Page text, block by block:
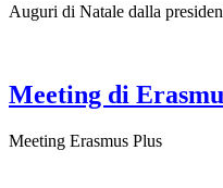
Auguri di Natale dalla
Meeting di
Meeting Erasmus Plus